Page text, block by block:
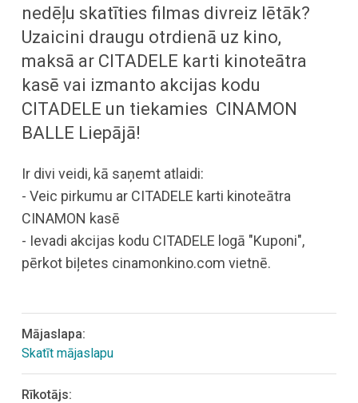
nedēļu skatīties filmas divreiz lētāk?
Uzaicini draugu otrdienā uz kino,
maksā ar CITADELE karti kinoteātra
kasē vai izmanto akcijas kodu
CITADELE un tiekamies CINAMON
BALLE Liepājā!
Ir divi veidi, kā saņemt atlaidi:
- Veic pirkumu ar CITADELE karti kinoteātra
CINAMON kasē
- Ievadi akcijas kodu CITADELE logā "Kuponi",
pērkot biļetes cinamonkino.com vietnē.
Mājaslapa:
Skatīt mājaslapu
Rīkotājs: